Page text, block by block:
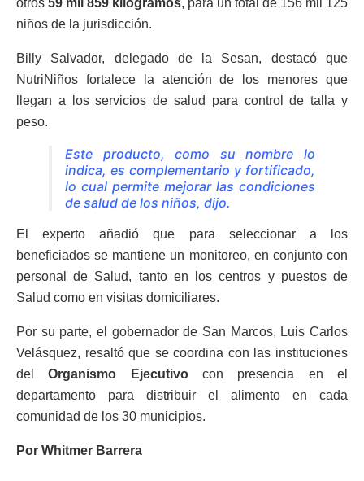
niños de la jurisdicción.
Billy Salvador, delegado de la Sesan, destacó que
NutriNiños fortalece la atención de los menores que
llegan a los servicios de salud para control de talla y
peso.
Este producto, como su nombre lo
indica, es complementario y fortificado,
lo cual permite mejorar las condiciones
de salud de los niños, dijo.
El experto añadió que para seleccionar a los
beneficiados se mantiene un monitoreo, en conjunto con
personal de Salud, tanto en los centros y puestos de
Salud como en visitas domiciliares.
Por su parte, el gobernador de San Marcos, Luis Carlos
Velásquez, resaltó que se coordina con las instituciones
delOrganismo Ejecutivocon presencia en el
departamento para distribuir el alimento en cada
comunidad de los 30 municipios.
Por Whitmer Barrera